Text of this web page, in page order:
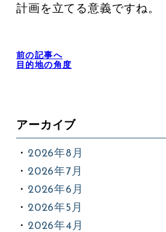
計画を立てる意義ですね。
前の記事へ
目的地の角度
アーカイブ
2026年8月
2026年7月
2026年6月
2026年5月
2026年4月